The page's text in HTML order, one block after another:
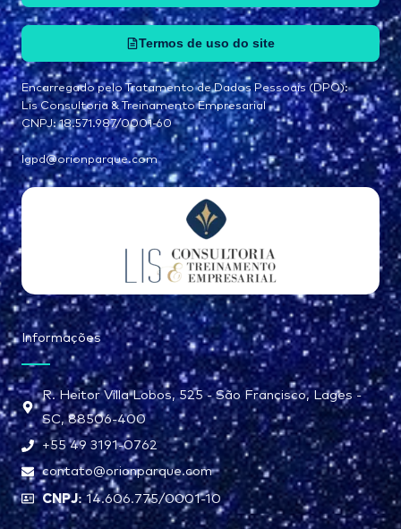
Informações
R. Heitor Villa Lobos, 525 - São Francisco, Lages -
SC, 88506-400
+55 49 3191-0762
contato@orionparque.com
CNPJ:14.606.775/0001-10
Termos de uso do site
Encarregado pelo Tratamento de Dados Pessoais (DPO):
Lis Consultoria & Treinamento Empresarial
CNPJ: 18.571.987/0001-60
lgpd@orionparque.com